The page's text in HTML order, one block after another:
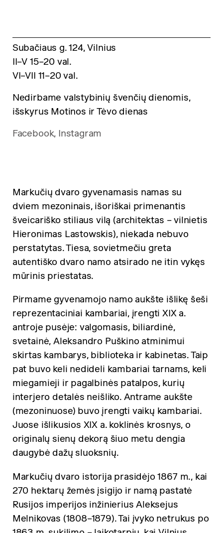
Markučių dvaro gyvenamasis namas su
dviem mezoninais, išoriškai primenantis
šveicariško stiliaus vilą (architektas – vilnietis
Hieronimas Lastowskis), niekada nebuvo
perstatytas. Tiesa, sovietmečiu greta
autentiško dvaro namo atsirado ne itin vykęs
mūrinis priestatas.
Pirmame gyvenamojo namo aukšte išlikę šeši
reprezentaciniai kambariai, įrengti XIX a.
antroje pusėje: valgomasis, biliardinė,
svetainė, Aleksandro Puškino atminimui
skirtas kambarys, biblioteka ir kabinetas. Taip
pat buvo keli nedideli kambariai tarnams, keli
miegamieji ir pagalbinės patalpos, kurių
interjero detalės neišliko. Antrame aukšte
(mezoninuose) buvo įrengti vaikų kambariai.
Juose išlikusios XIX a. koklinės krosnys, o
originalų sienų dekorą šiuo metu dengia
daugybė dažų sluoksnių.
Markučių dvaro istorija prasidėjo 1867 m., kai
270 hektarų žemės įsigijo ir namą pastatė
Rusijos imperijos inžinierius Aleksejus
Melnikovas (1808–1879). Tai įvyko netrukus po
Subačiaus g. 124, Vilnius
II–V 15–20 val.
VI–VII 11–20 val.
Nedirbame valstybinių švenčių dienomis,
išskyrus Motinos ir Tėvo dienas
Facebook, Instagram